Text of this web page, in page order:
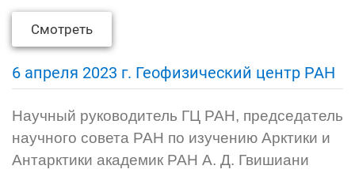
Смотреть
6 апреля 2023 г. Геофизический центр РАН
Научный руководитель ГЦ РАН, председатель
научного совета РАН по изучению Арктики и
Антарктики академик РАН А. Д. Гвишиани